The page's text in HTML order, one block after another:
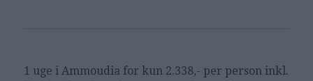
1 uge i Ammoudia for kun 2.338,- per person inkl.